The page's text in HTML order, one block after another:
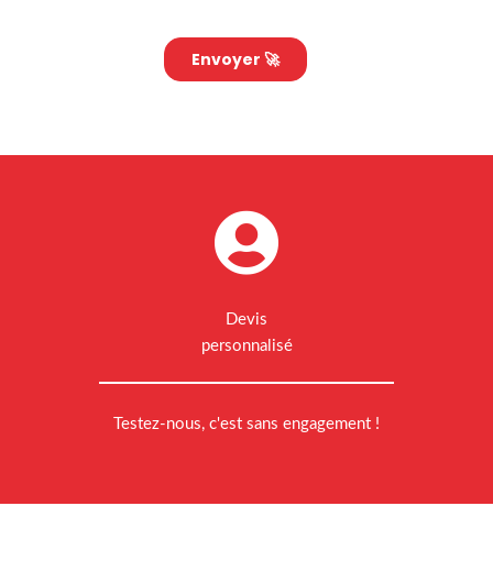
Devis
personnalisé
Testez-nous, c'est sans engagement !